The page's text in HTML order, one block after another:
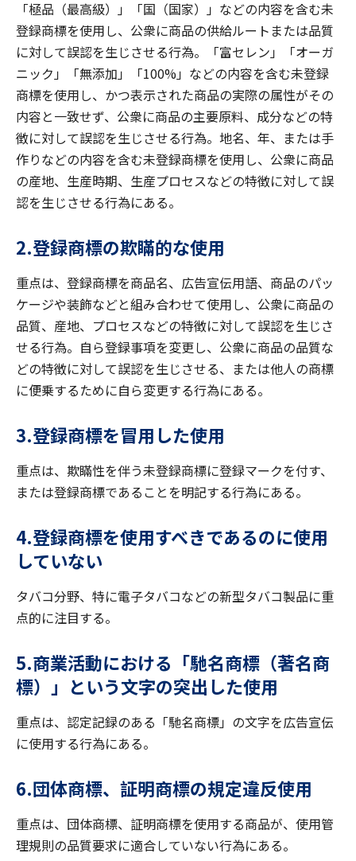
「極品（最高級）」「国（国家）」などの内容を含む未
登録商標を使用し、公衆に商品の供給ルートまたは品質
に対して誤認を生じさせる行為。「富セレン」「オーガ
ニック」「無添加」「100%」などの内容を含む未登録
商標を使用し、かつ表示された商品の実際の属性がその
内容と一致せず、公衆に商品の主要原料、成分などの特
徴に対して誤認を生じさせる行為。地名、年、または手
作りなどの内容を含む未登録商標を使用し、公衆に商品
の産地、生産時期、生産プロセスなどの特徴に対して誤
認を生じさせる行為にある。
2.登録商標の欺瞞的な使用
重点は、登録商標を商品名、広告宣伝用語、商品のパッ
ケージや装飾などと組み合わせて使用し、公衆に商品の
品質、産地、プロセスなどの特徴に対して誤認を生じさ
せる行為。自ら登録事項を変更し、公衆に商品の品質な
どの特徴に対して誤認を生じさせる、または他人の商標
に便乗するために自ら変更する行為にある。
3.登録商標を冒用した使用
重点は、欺瞞性を伴う未登録商標に登録マークを付す、
または登録商標であることを明記する行為にある。
4.登録商標を使用すべきであるのに使用
していない
タバコ分野、特に電子タバコなどの新型タバコ製品に重
点的に注目する。
5.商業活動における「馳名商標（著名商
標）」という文字の突出した使用
重点は、認定記録のある「馳名商標」の文字を広告宣伝
に使用する行為にある。
6.団体商標、証明商標の規定違反使用
重点は、団体商標、証明商標を使用する商品が、使用管
理規則の品質要求に適合していない行為にある。